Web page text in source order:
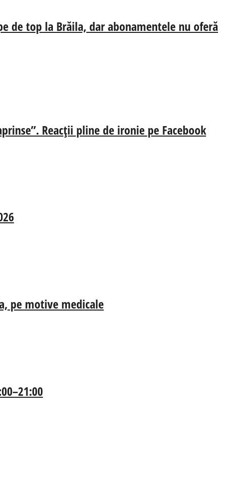
de top la Brăila, dar abonamentele nu oferă
Reacții pline de ironie pe Facebook
pe motive medicale